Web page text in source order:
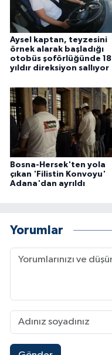
Aysel kaptan, teyzesini
örnek alarak başladığı
otobüs şoförlüğünde 18
yıldır direksiyon sallıyor
Bosna-Hersek'ten yola
çıkan 'Filistin Konvoyu'
Adana'dan ayrıldı
Yorumlar